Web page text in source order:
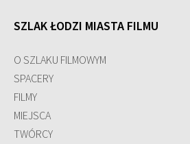
SZLAK ŁODZI MIASTA FILMU
O SZLAKU FILMOWYM
SPACERY
FILMY
MIEJSCA
TWÓRCY